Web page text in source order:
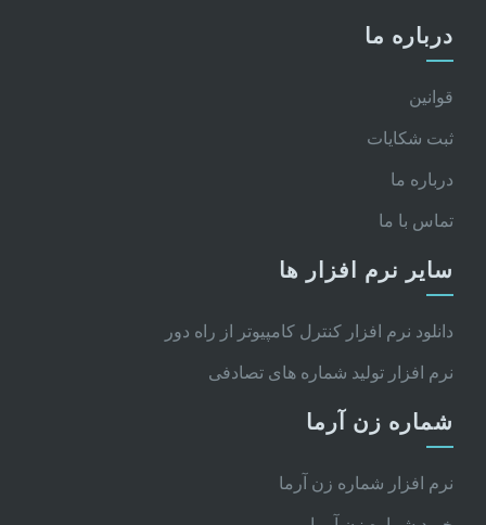
درباره ما
قوانین
ثبت شکایات
درباره ما
تماس با ما
سایر نرم افزار ها
دانلود نرم افزار کنترل کامپیوتر از راه دور
نرم افزار تولید شماره های تصادفی
شماره زن آرما
نرم افزار شماره زن آرما